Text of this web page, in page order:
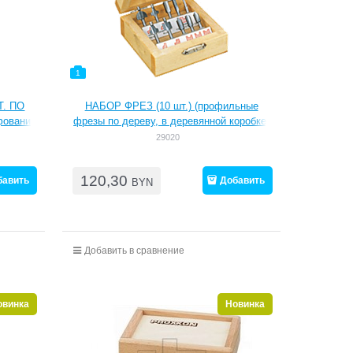
ПО
1
НАБОР ФРЕЗ (10 шт.) (профильные
фрезы по дереву, в деревянной коробке)
29020
120,30 BYN Добавить
Добавить в сравнение
Новинка